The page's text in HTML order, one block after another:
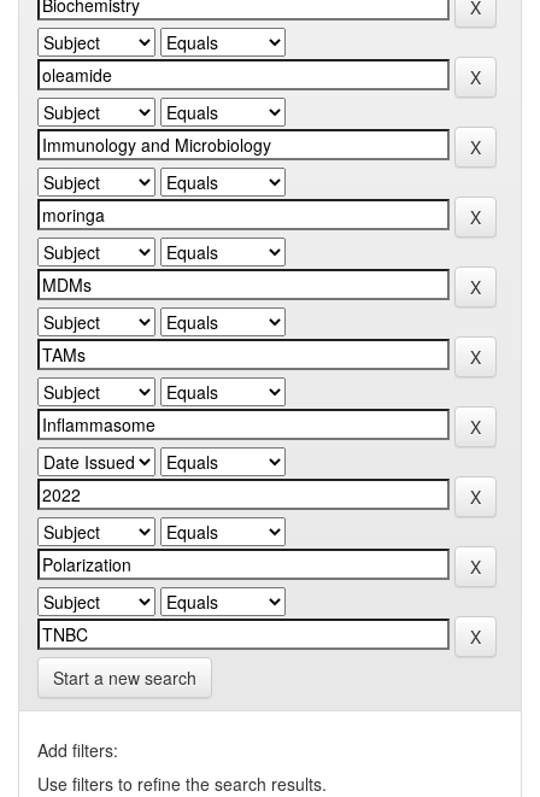
Start a new search
Add filters:
Use filters to refine the search results.